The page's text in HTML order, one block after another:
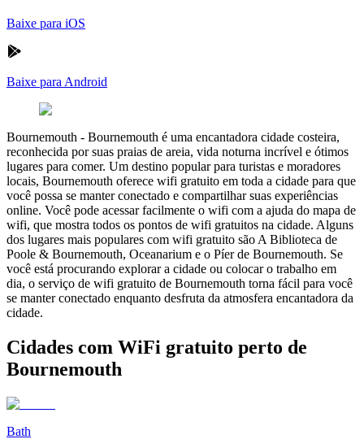
Baixe para iOS
Baixe para Android
Bournemouth - Bournemouth é uma encantadora cidade costeira,
reconhecida por suas praias de areia, vida noturna incrível e ótimos
lugares para comer. Um destino popular para turistas e moradores
locais, Bournemouth oferece wifi gratuito em toda a cidade para que
você possa se manter conectado e compartilhar suas experiências
online. Você pode acessar facilmente o wifi com a ajuda do mapa de
wifi, que mostra todos os pontos de wifi gratuitos na cidade. Alguns
dos lugares mais populares com wifi gratuito são A Biblioteca de
Poole & Bournemouth, Oceanarium e o Píer de Bournemouth. Se
você está procurando explorar a cidade ou colocar o trabalho em
dia, o serviço de wifi gratuito de Bournemouth torna fácil para você
se manter conectado enquanto desfruta da atmosfera encantadora da
cidade.
Cidades com WiFi gratuito perto de
Bournemouth
Bath